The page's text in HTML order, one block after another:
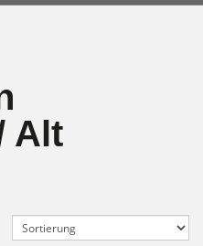
Alt